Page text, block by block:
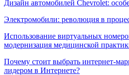
Дизайн автомобилей Chevrolet:
Электромобили: революция в
Использование виртуальных
модернизация медицинской
Почему стоит выбрать интернет-
лидером в Интернете?